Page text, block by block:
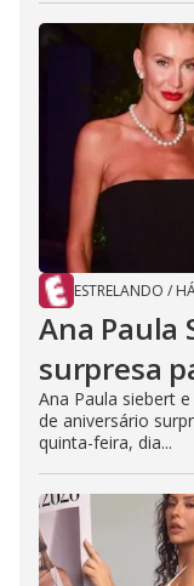
ESTRELANDO /
Ana Paula
surpresa
Ana Paula siebert
de aniversário
quinta-feira, dia...